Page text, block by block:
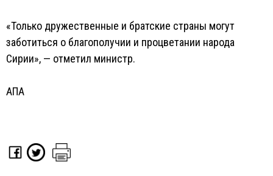
«Только дружественные и братские страны могут
заботиться о благополучии и процветании народа
Сирии», — отметил министр.
АПА